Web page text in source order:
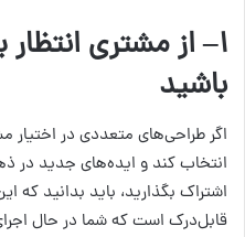
۱– از مشتری
باشید
اگر طراحی‌های متعددی در اختیار
انتخاب کند و ایده‌های جدید در
اشتراک بگذارید، باید بدانید که
قابل‌درک است که شما در حال